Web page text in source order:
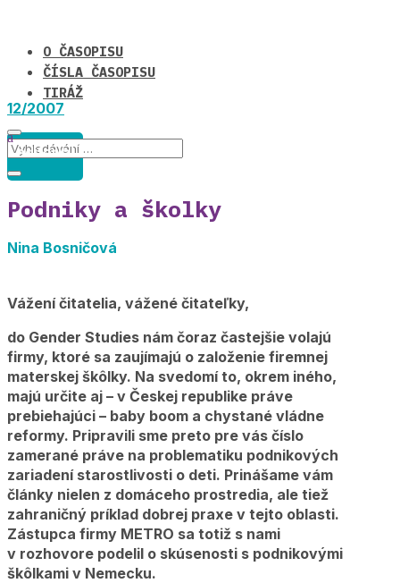
O ČASOPISU
ČÍSLA ČASOPISU
TIRÁŽ
12/2007
editorial
Podniky a školky
Nina Bosničová
Vážení čitatelia, vážené čitateľky,
do Gender Studies nám čoraz častejšie volajú
firmy, ktoré sa zaujímajú o založenie firemnej
materskej škôlky. Na svedomí to, okrem iného,
majú určite aj – v Českej republike práve
prebiehajúci – baby boom a chystané vládne
reformy. Pripravili sme preto pre vás číslo
zamerané práve na problematiku podnikových
zariadení starostlivosti o deti. Prinášame vám
články nielen z domáceho prostredia, ale tiež
zahraničný príklad dobrej praxe v tejto oblasti.
Zástupca firmy METRO sa totiž s nami
v rozhovore podelil o skúsenosti s podnikovými
škôlkami v Nemecku.